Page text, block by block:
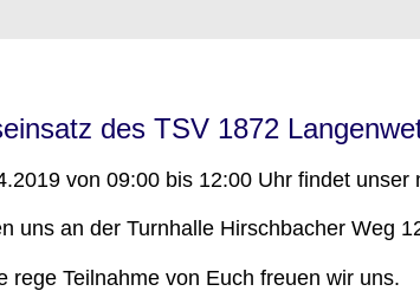
des TSV 1872
von 09:00 bis 12:00 Uhr findet unser
uns an der Turnhalle Hirschbacher Weg
rege Teilnahme von Euch freuen wir uns.